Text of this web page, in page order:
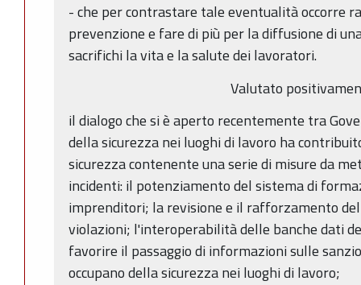
- che per contrastare tale eventualità occorre
prevenzione e fare di più per la diffusione di
sacrifichi la vita e la salute dei lavoratori.
Valutato
il dialogo che si è aperto recentemente tra
della sicurezza nei luoghi di lavoro ha
sicurezza contenente una serie di misure da
incidenti: il potenziamento del sistema di
imprenditori; la revisione e il rafforzamento
violazioni; l'interoperabilità delle banche dati
favorire il passaggio di informazioni sulle
occupano della sicurezza nei luoghi di lavoro;